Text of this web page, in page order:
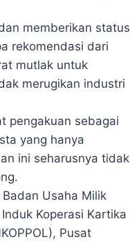
memberikan status
rekomendasi dari
mutlak untuk
merugikan industri
pengakuan sebagai
yang hanya
ini seharusnya tidak
Usaha Milik
Koperasi Kartika
Pusat